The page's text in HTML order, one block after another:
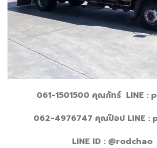
061-1501500 คุณภัทร์ LINE :
062-4976747 คุณป๊อป LINE :
LINE ID : @rodchao